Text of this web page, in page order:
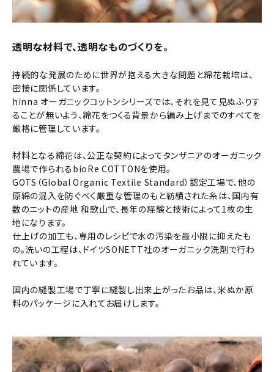
透明な材料で、透明なものづくりを。
持続的な発展のために世界が抱える大きな問題と綿花栽培は、
密接に関係しています。
hinna オーガニックコットンシリーズでは、それを見て見ぬふりす
ることが無いよう、綿花をつくる背景から編み上げまでのすべてを
厳格に管理しています。
材料となる綿花は、公正な契約によってタンザニアのオーガニック
農場で作られるbioRe COTTONを使用。
GOTS（Global Organic Textile Standard）認定工場で、他の
原綿の混入を防ぐべく厳重な管理のもと紡績された糸は、国内有
数のニットの産地 和歌山で、長年の経験と技術によって1枚の生
地になります。
仕上げの加工も、専用のレシピで水の汚染を最小限に抑えたも
の。洗いの工程は、ドイツSONETT社のオーガニック洗剤で行わ
れています。
国内の縫製工場で丁寧に縫製し出来上がったお品は、米ぬか原
料のパッケージに入れてお届けします。